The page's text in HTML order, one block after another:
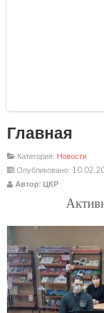
Здесь нашел
Главная
Категория: Новости
Опубликовано:
Автор: ЦКР